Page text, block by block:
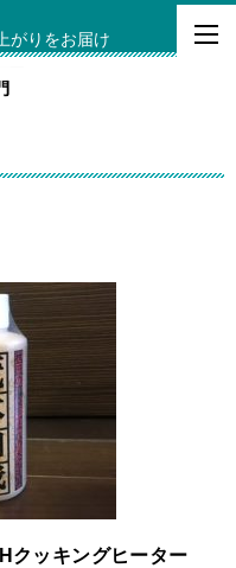
がりをお届け
クッキングヒーター